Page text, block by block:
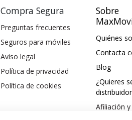
Compra Segura
Preguntas frecuentes
Seguros para móviles
Aviso legal
Política de privacidad
Política de cookies
Sobre
Quiénes
Contacta
Blog
¿Quieres
Afiliación